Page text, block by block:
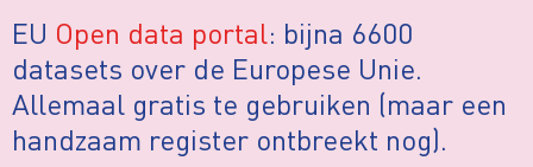
EU Open data portal: bijna 6600
datasets over de Europese Unie.
Allemaal gratis te gebruiken (maar een
handzaam register ontbreekt nog).